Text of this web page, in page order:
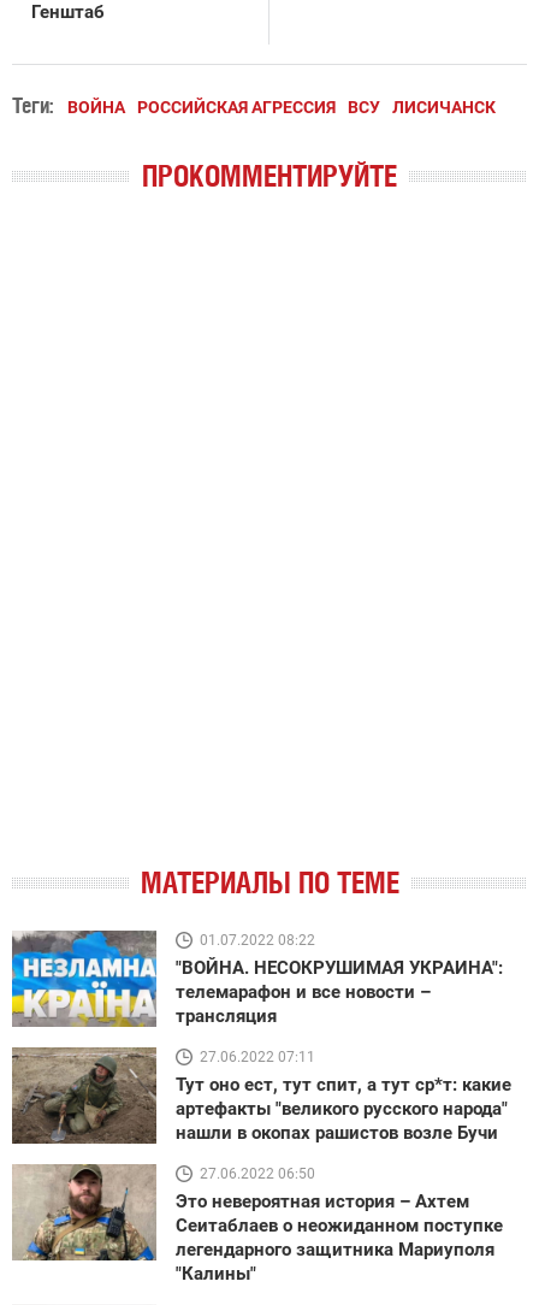
Генштаб
Теги: ВОЙНА РОССИЙСКАЯ АГРЕССИЯ ВСУ ЛИСИЧАНСК
ПРОКОММЕНТИРУЙТЕ
МАТЕРИАЛЫ ПО ТЕМЕ
01.07.2022 08:22
"ВОЙНА. НЕСОКРУШИМАЯ УКРАИНА":
телемарафон и все новости –
трансляция
27.06.2022 07:11
Тут оно ест, тут спит, а тут ср*т: какие
артефакты "великого русского народа"
нашли в окопах рашистов возле Бучи
27.06.2022 06:50
Это невероятная история – Ахтем
Сеитаблаев о неожиданном поступке
легендарного защитника Мариуполя
"Калины"